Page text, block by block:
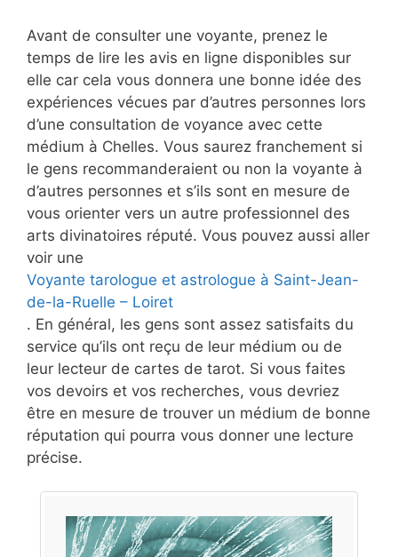
Avant de consulter une voyante, prenez le
temps de lire les avis en ligne disponibles sur
elle car cela vous donnera une bonne idée des
expériences vécues par d’autres personnes lors
d’une consultation de voyance avec cette
médium à Chelles. Vous saurez franchement si
le gens recommanderaient ou non la voyante à
d’autres personnes et s’ils sont en mesure de
vous orienter vers un autre professionnel des
arts divinatoires réputé. Vous pouvez aussi aller
voir une
Voyante tarologue et astrologue à Saint-Jean-
de-la-Ruelle – Loiret
. En général, les gens sont assez satisfaits du
service qu’ils ont reçu de leur médium ou de
leur lecteur de cartes de tarot. Si vous faites
vos devoirs et vos recherches, vous devriez
être en mesure de trouver un médium de bonne
réputation qui pourra vous donner une lecture
précise.